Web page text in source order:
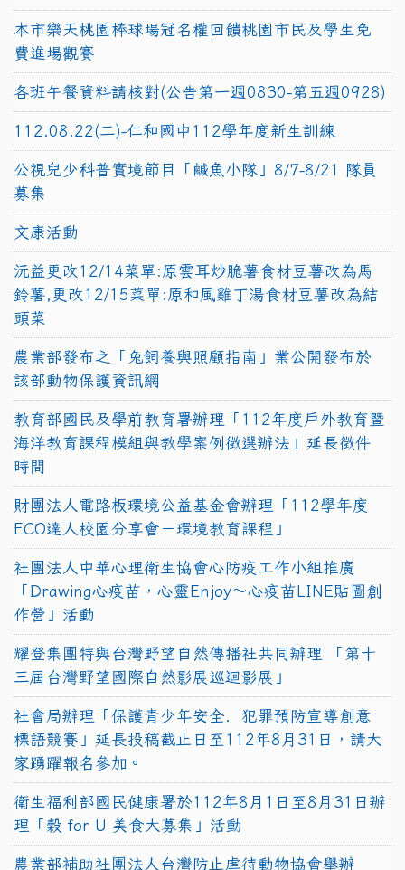
本市樂天桃園棒球場冠名權回饋桃園市民及學生免
費進場觀賽
各班午餐資料請核對(公告第一週0830-第五週0928)
112.08.22(二)-仁和國中112學年度新生訓練
公視兒少科普實境節目「鹹魚小隊」8/7-8/21 隊員
募集
文康活動
沅益更改12/14菜單:原雲耳炒脆薯食材豆薯改為馬
鈴薯,更改12/15菜單:原和風雞丁湯食材豆薯改為結
頭菜
農業部發布之「兔飼養與照顧指南」業公開發布於
該部動物保護資訊網
教育部國民及學前教育署辦理「112年度戶外教育暨
海洋教育課程模組與教學案例徵選辦法」延長徵件
時間
財團法人電路板環境公益基金會辦理「112學年度
ECO達人校園分享會－環境教育課程」
社團法人中華心理衛生協會心防疫工作小組推廣
「Drawing心疫苗，心靈Enjoy〜心疫苗LINE貼圖創
作營」活動
耀登集團特與台灣野望自然傳播社共同辦理 「第十
三屆台灣野望國際自然影展巡迴影展」
社會局辦理「保護青少年安全．犯罪預防宣導創意
標語競賽」延長投稿截止日至112年8月31日，請大
家踴躍報名參加。
衛生福利部國民健康署於112年8月1日至8月31日辦
理「穀 for U 美食大募集」活動
農業部補助社團法人台灣防止虐待動物協會舉辦